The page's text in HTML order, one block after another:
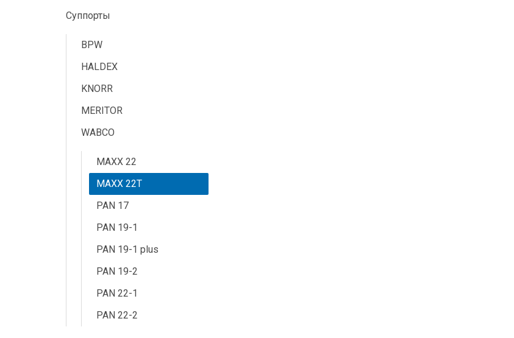
Суппорты
BPW
HALDEX
KNORR
MERITOR
WABCO
MAXX 22
MAXX 22T
PAN 17
PAN 19-1
PAN 19-1 plus
PAN 19-2
PAN 22-1
PAN 22-2